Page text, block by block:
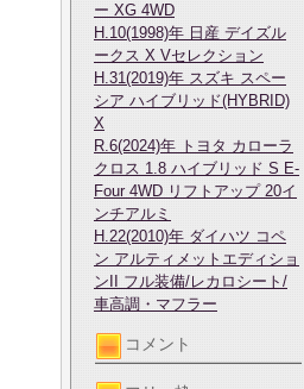
ー XG 4WD
H.10(1998)年 日産 デイズル
ークス X Vセレクション
H.31(2019)年 スズキ スペー
シア ハイブリッド(HYBRID)
X
R.6(2024)年 トヨタ カローラ
クロス 1.8 ハイブリッド S E-
Four 4WD リフトアップ 20イ
ンチアルミ
H.22(2010)年 ダイハツ コペ
ン アルティメットエディショ
ンII フル装備/レカロシート/
車高調・マフラー
コメント